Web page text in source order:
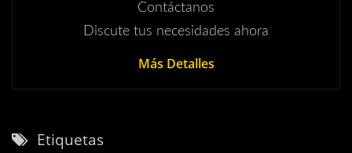
Contáctanos
Discute tus necesidades ahora
Más Detalles
Etiquetas